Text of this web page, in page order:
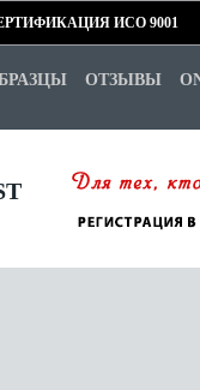
ИСО 9001
ОТЗЫВЫ